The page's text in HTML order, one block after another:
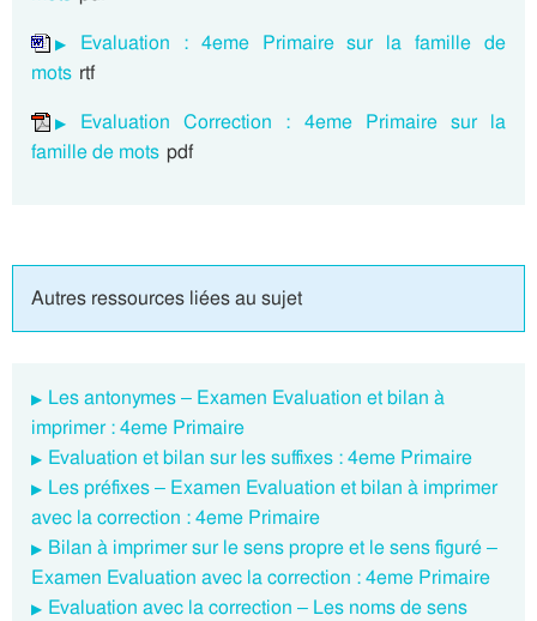
Evaluation : 4eme Primaire sur la famille de
mots rtf
Evaluation Correction : 4eme Primaire sur la
famille de mots pdf
Autres ressources liées au sujet
Les antonymes – Examen Evaluation et bilan à
imprimer : 4eme Primaire
Evaluation et bilan sur les suffixes : 4eme Primaire
Les préfixes – Examen Evaluation et bilan à imprimer
avec la correction : 4eme Primaire
Bilan à imprimer sur le sens propre et le sens figuré –
Examen Evaluation avec la correction : 4eme Primaire
Evaluation avec la correction – Les noms de sens